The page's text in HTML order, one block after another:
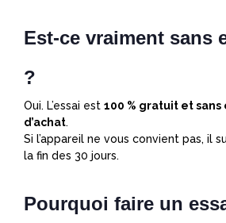
Est-ce vraiment sans
?
Oui. L’essai est 100 % gratuit et
d’achat.
Si l’appareil ne vous convient pas, il
la fin des 30 jours.
Pourquoi faire un